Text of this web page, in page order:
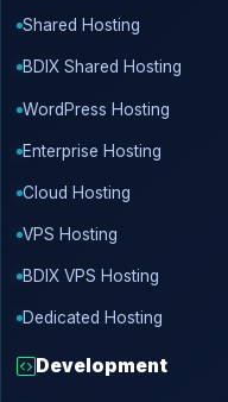
Shared Hosting
BDIX Shared Hosting
WordPress Hosting
Enterprise Hosting
Cloud Hosting
VPS Hosting
BDIX VPS Hosting
Dedicated Hosting
Development